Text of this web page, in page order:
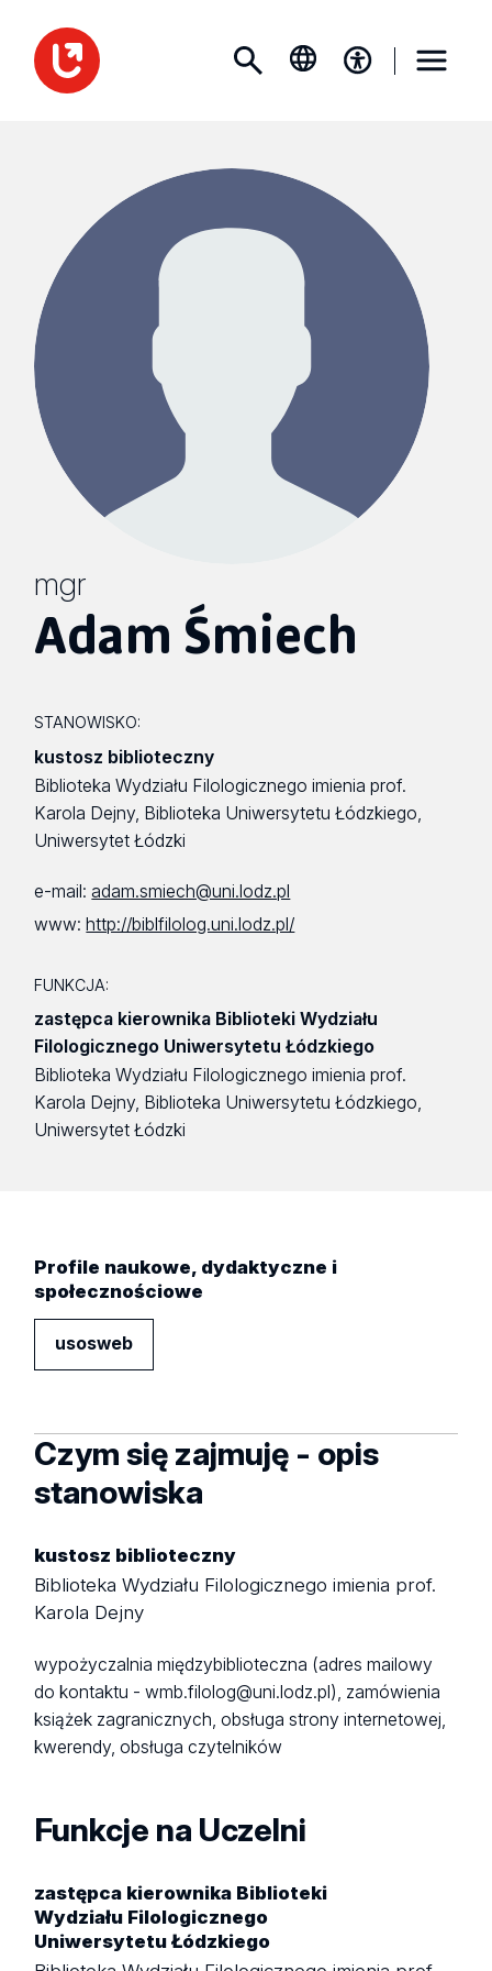
mgr
Adam Śmiech
STANOWISKO:
kustosz biblioteczny
Biblioteka Wydziału Filologicznego imienia prof.
Karola Dejny, Biblioteka Uniwersytetu Łódzkiego,
Uniwersytet Łódzki
e-mail:adam.smiech@uni.lodz.pl
www:http://biblfilolog.uni.lodz.pl/
FUNKCJA:
zastępca kierownika Biblioteki Wydziału
Filologicznego Uniwersytetu Łódzkiego
Biblioteka Wydziału Filologicznego imienia prof.
Karola Dejny, Biblioteka Uniwersytetu Łódzkiego,
Uniwersytet Łódzki
Profile naukowe, dydaktyczne i
społecznościowe
usosweb
Czym się zajmuję - opis
stanowiska
kustosz biblioteczny
Biblioteka Wydziału Filologicznego imienia prof.
Karola Dejny
wypożyczalnia międzybiblioteczna (adres mailowy
do kontaktu - wmb.filolog@uni.lodz.pl), zamówienia
książek zagranicznych, obsługa strony internetowej,
kwerendy, obsługa czytelników
Funkcje na Uczelni
zastępca kierownika Biblioteki
Wydziału Filologicznego
Uniwersytetu Łódzkiego